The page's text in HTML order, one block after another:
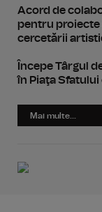
Acord de
pentru proiecte
cercetării
Începe Târgul
în Piaţa
Mai multe...